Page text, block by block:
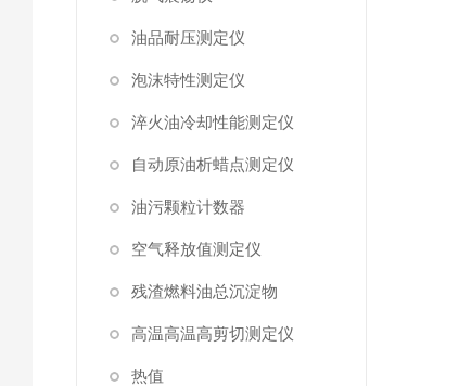
油品耐压测定仪
泡沫特性测定仪
淬火油冷却性能测定仪
自动原油析蜡点测定仪
油污颗粒计数器
空气释放值测定仪
残渣燃料油总沉淀物
高温高温高剪切测定仪
热值